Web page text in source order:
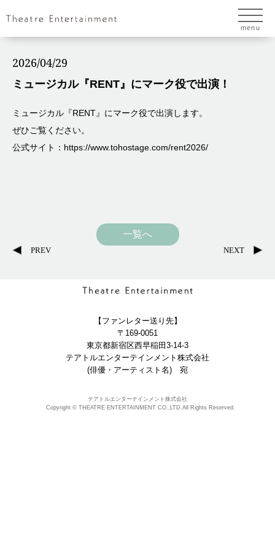
menu
2026/04/29
ミュージカル『RENT』にマーク役で出演！
ミュージカル『RENT』にマーク役で出演します。
ぜひご覧ください。
公式サイト：https://www.tohostage.com/rent2026/
一覧へ
PREV NEXT
【ファンレター送り先】
〒169-0051
東京都新宿区西早稲田3-14-3
テアトルエンターテインメント株式会社
(俳優・アーティスト名) 宛
テアトルエンターテインメント株式会社
Copyright © THEATRE ENTERTAINMENT CO.,LTD.All Rights Reserved.